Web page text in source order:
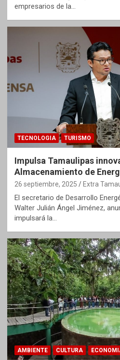
empresarios de la…
TECNOLOGIA TURISMO
Impulsa Tamaulipas
Almacenamiento de
26 septiembre, 2025 Extra
El secretario de Desarrollo
Walter Julián Ángel Jiménez,
impulsará la…
AMBIENTE CULTURA